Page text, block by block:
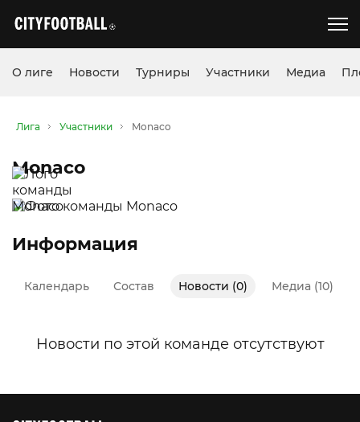
О лиге Новости Турниры Участники Медиа
Лига Участники Monaco
Monaco
Информация
Календарь Состав Новости (0) Медиа (10)